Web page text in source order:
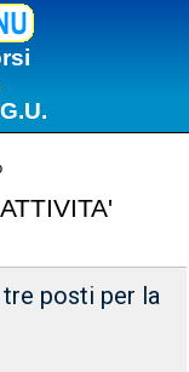
posti per la